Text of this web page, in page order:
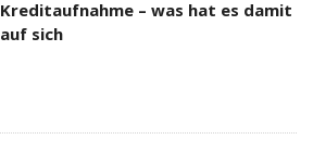
Kreditaufnahme – was hat es damit
auf sich